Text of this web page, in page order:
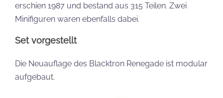
erschien 1987 und bestand aus 315 Teilen. Zwei
Minifiguren waren ebenfalls dabei.
Set vorgestellt
Die Neuauflage des Blacktron Renegade ist modular
aufgebaut.